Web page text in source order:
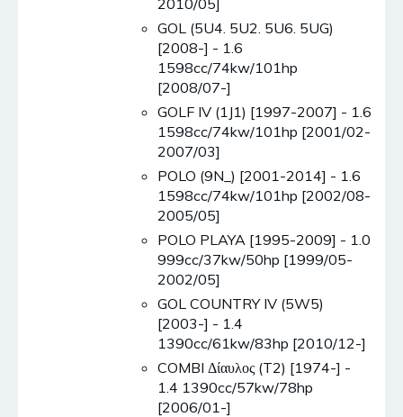
GOL (5U4. 5U2. 5U6. 5UG)
[2008-] - 1.6
1598cc/74kw/101hp
[2008/07-]
GOLF IV (1J1) [1997-2007] - 1.6
1598cc/74kw/101hp [2001/02-
2007/03]
POLO (9N_) [2001-2014] - 1.6
1598cc/74kw/101hp [2002/08-
2005/05]
POLO PLAYA [1995-2009] - 1.0
999cc/37kw/50hp [1999/05-
2002/05]
GOL COUNTRY IV (5W5)
[2003-] - 1.4
1390cc/61kw/83hp [2010/12-]
COMBI Δίαυλος (T2) [1974-] -
1.4 1390cc/57kw/78hp
[2006/01-]